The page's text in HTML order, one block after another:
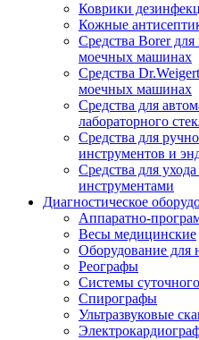
Коврики
Кожные
Средства Borer
моечных машинах
Средства
моечных машинах
Средства для
лабораторного
Средства для
инструментов и
Средства для
инструментами
Диагностическое
Аппаратно-
Весы медицинские
Оборудование для
Реографы
Системы
Спирографы
Ультразвуковые